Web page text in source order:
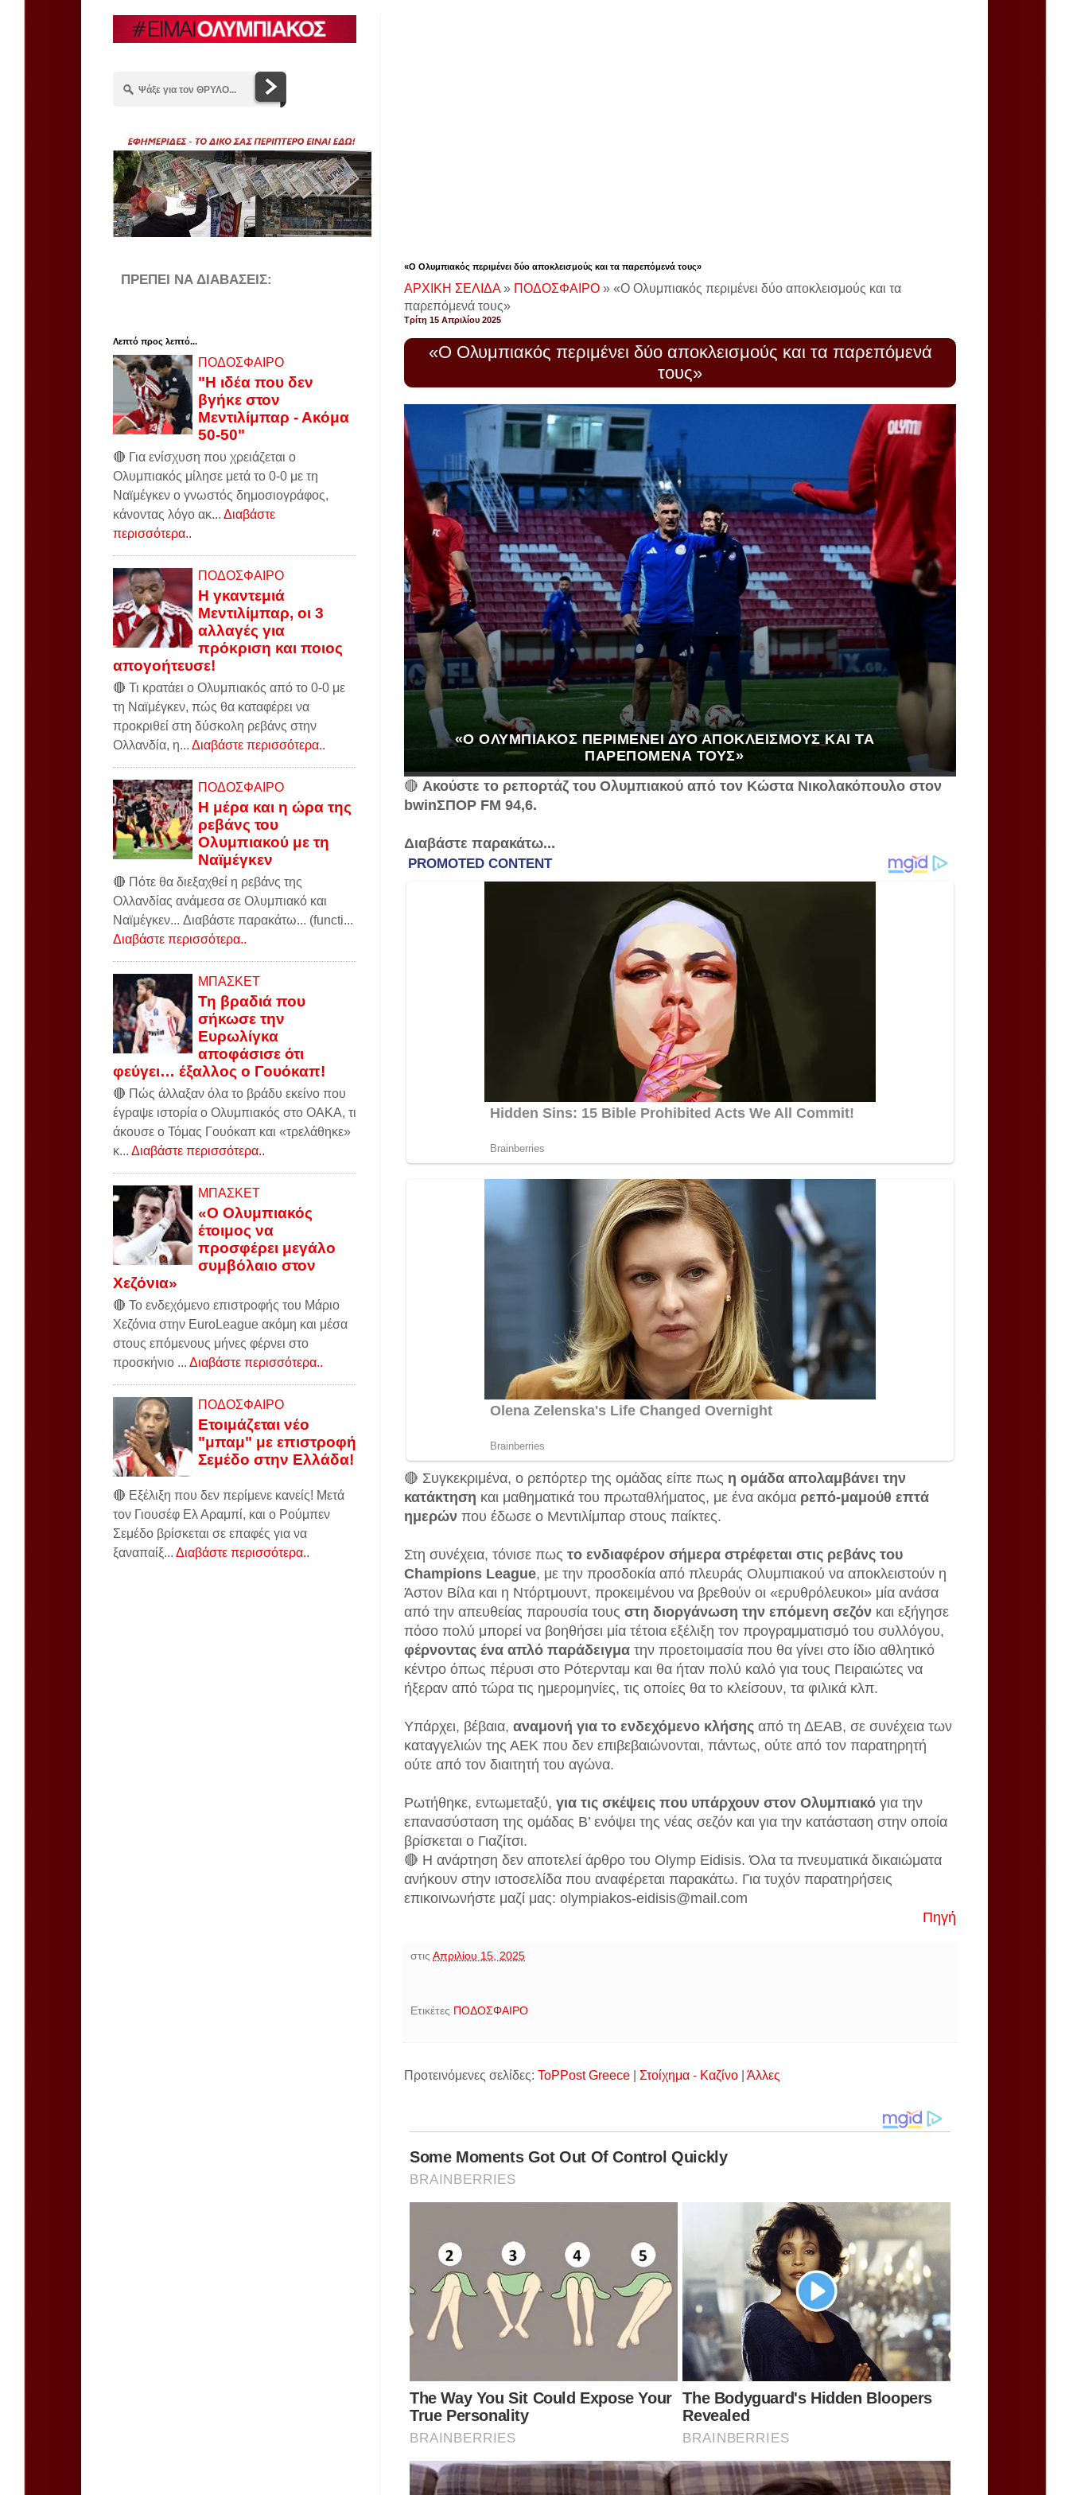
«Ο Ολυμπιακός περιμένει δύο αποκλεισμούς και τα παρεπόμενά τους»
ΑΡΧΙΚΗ ΣΕΛΙΔΑ» ΠΟΔΟΣΦΑΙΡΟ » «Ο Ολυμπιακός περιμένει δύο αποκλεισμούς και τα
παρεπόμενά τους»
Τρίτη 15 Απριλίου 2025
«Ο Ολυμπιακός περιμένει δύο αποκλεισμούς και τα παρεπόμενά
τους»
«Ο ΟΛΥΜΠΙΑΚΌΣ ΠΕΡΙΜΈΝΕΙ ΔΎΟ ΑΠΟΚΛΕΙΣΜΟΎΣ ΚΑΙ ΤΑ
ΠΑΡΕΠΌΜΕΝΆ ΤΟΥΣ»
🔴 Ακούστε το ρεπορτάζ του Ολυμπιακού από τον Κώστα Νικολακόπουλο στον
bwinΣΠΟΡ FM 94,6.
Διαβάστε παρακάτω...
🔴 Συγκεκριμένα, ο ρεπόρτερ της ομάδας είπε πως η ομάδα απολαμβάνει την
κατάκτηση και μαθηματικά του πρωταθλήματος, με ένα ακόμα ρεπό-μαμούθ επτά
ημερών που έδωσε ο Μεντιλίμπαρ στους παίκτες.
Στη συνέχεια, τόνισε πως το ενδιαφέρον σήμερα στρέφεται στις ρεβάνς του
Champions League, με την προσδοκία από πλευράς Ολυμπιακού να αποκλειστούν η
Άστον Βίλα και η Ντόρτμουντ, προκειμένου να βρεθούν οι «ερυθρόλευκοι» μία ανάσα
από την απευθείας παρουσία τους στη διοργάνωση την επόμενη σεζόν και εξήγησε
πόσο πολύ μπορεί να βοηθήσει μία τέτοια εξέλιξη τον προγραμματισμό του συλλόγου,
φέρνοντας ένα απλό παράδειγμα την προετοιμασία που θα γίνει στο ίδιο αθλητικό
κέντρο όπως πέρυσι στο Ρότερνταμ και θα ήταν πολύ καλό για τους Πειραιώτες να
ήξεραν από τώρα τις ημερομηνίες, τις οποίες θα το κλείσουν, τα φιλικά κλπ.
Υπάρχει, βέβαια, αναμονή για το ενδεχόμενο κλήσης από τη ΔΕΑΒ, σε συνέχεια των
καταγγελιών της ΑΕΚ που δεν επιβεβαιώνονται, πάντως, ούτε από τον παρατηρητή
ούτε από τον διαιτητή του αγώνα.
Ρωτήθηκε, εντωμεταξύ, για τις σκέψεις που υπάρχουν στον Ολυμπιακό για την
επανασύσταση της ομάδας Β’ ενόψει της νέας σεζόν και για την κατάσταση στην οποία
βρίσκεται ο Γιαζίτσι.
🔴 Η ανάρτηση δεν αποτελεί άρθρο του Olymp Eidisis. Όλα τα πνευματικά δικαιώματα
ανήκουν στην ιστοσελίδα που αναφέρεται παρακάτω. Για τυχόν παρατηρήσεις
επικοινωνήστε μαζί μας: olympiakos-eidisis@mail.com
Πηγή
στις Απριλίου 15, 2025
Ετικέτες ΠΟΔΟΣΦΑΙΡΟ
Προτεινόμενες σελίδες: ToPPost Greece Στοίχημα - Καζίνο Άλλες
ΠΡΕΠΕΙ ΝΑ ΔΙΑΒΑΣΕΙΣ:
Λεπτό προς λεπτό...
ΠΟΔΟΣΦΑΙΡΟ
"Η ιδέα που δεν
βγήκε στον
Μεντιλίμπαρ - Ακόμα
50-50"
🔴 Για ενίσχυση που χρειάζεται ο
Ολυμπιακός μίλησε μετά το 0-0 με τη
Ναϊμέγκεν ο γνωστός δημοσιογράφος,
κάνοντας λόγο ακ... Διαβάστε
περισσότερα..
ΠΟΔΟΣΦΑΙΡΟ
Η γκαντεμιά
Μεντιλίμπαρ, οι 3
αλλαγές για
πρόκριση και ποιος
απογοήτευσε!
🔴 Τι κρατάει ο Ολυμπιακός από το 0-0 με
τη Ναϊμέγκεν, πώς θα καταφέρει να
προκριθεί στη δύσκολη ρεβάνς στην
Ολλανδία, η... Διαβάστε περισσότερα..
ΠΟΔΟΣΦΑΙΡΟ
Η μέρα και η ώρα της
ρεβάνς του
Ολυμπιακού με τη
Ναϊμέγκεν
🔴 Πότε θα διεξαχθεί η ρεβάνς της
Ολλανδίας ανάμεσα σε Ολυμπιακό και
Ναϊμέγκεν... Διαβάστε παρακάτω... (functi...
Διαβάστε περισσότερα..
ΜΠΑΣΚΕΤ
Τη βραδιά που
σήκωσε την
Ευρωλίγκα
αποφάσισε ότι
φεύγει… έξαλλος ο Γουόκαπ!
🔴 Πώς άλλαξαν όλα το βράδυ εκείνο που
έγραψε ιστορία ο Ολυμπιακός στο ΟΑΚΑ, τι
άκουσε ο Τόμας Γουόκαπ και «τρελάθηκε»
κ... Διαβάστε περισσότερα..
ΜΠΑΣΚΕΤ
«Ο Ολυμπιακός
έτοιμος να
προσφέρει μεγάλο
συμβόλαιο στον
Χεζόνια»
🔴 Το ενδεχόμενο επιστροφής του Μάριο
Χεζόνια στην EuroLeague ακόμη και μέσα
στους επόμενους μήνες φέρνει στο
προσκήνιο ... Διαβάστε περισσότερα..
ΠΟΔΟΣΦΑΙΡΟ
Ετοιμάζεται νέο
"μπαμ" με επιστροφή
Σεμέδο στην Ελλάδα!
🔴 Εξέλιξη που δεν περίμενε κανείς! Μετά
τον Γιουσέφ Ελ Αραμπί, και ο Ρούμπεν
Σεμέδο βρίσκεται σε επαφές για να
ξαναπαίξ... Διαβάστε περισσότερα..